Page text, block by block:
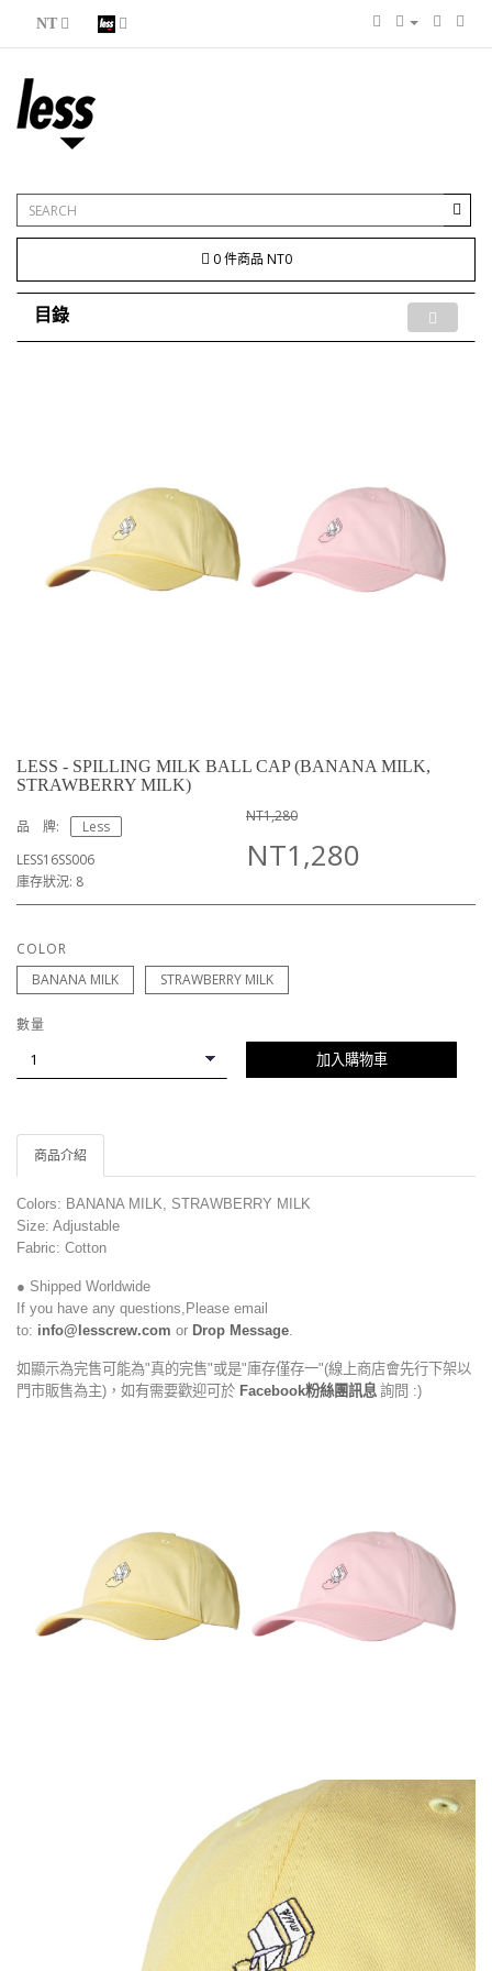
NT
0 件商品 NT0
目錄
LESS - SPILLING MILK BALL CAP (BANANA MILK,
STRAWBERRY MILK)
品 牌:
Less
LESS16SS006
庫存狀況: 8
NT1,280
NT1,280
COLOR
BANANA MILK
STRAWBERRY MILK
數量
加入購物車
商品介紹
Colors: BANANA MILK, STRAWBERRY MILK
Size: Adjustable
Fabric: Cotton
● Shipped Worldwide
If you have any questions,Please email
to: info@lesscrew.com or Drop Message
如顯示為完售可能為"真的完售"或是"庫存僅存一"(線上商店會先行下架以
門市販售為主)，如有需要歡迎可於 Facebook粉絲團訊息 詢問 :)